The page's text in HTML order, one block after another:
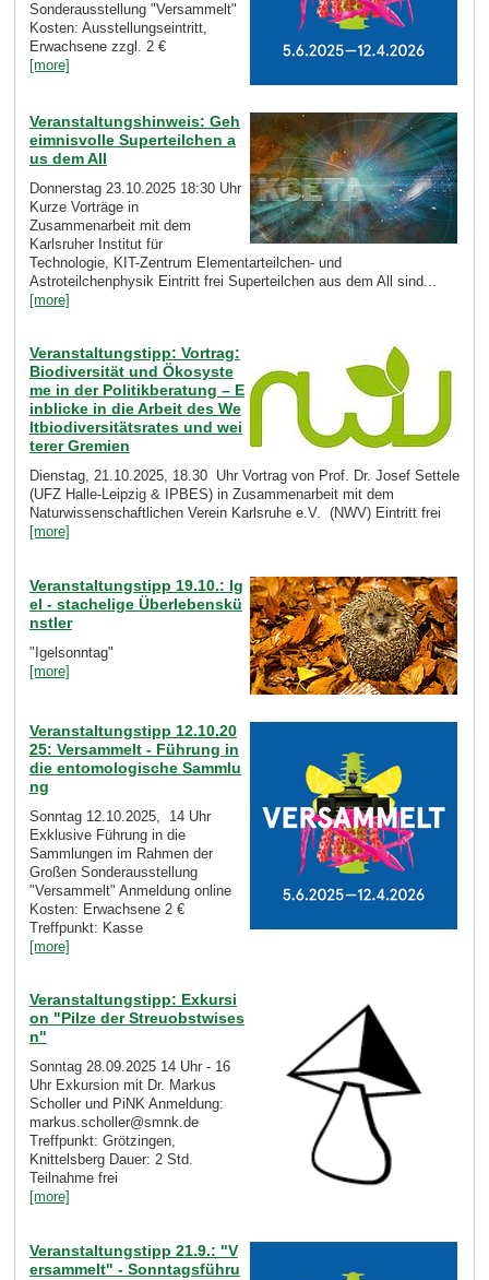
Sonderausstellung "Versammelt"
Kosten: Ausstellungseintritt,
Erwachsene zzgl. 2 €
[more]
Veranstaltungshinweis: Geh
eimnisvolle Superteilchen a
us dem All
Donnerstag 23.10.2025 18:30 Uhr
Kurze Vorträge in
Zusammenarbeit mit dem
Karlsruher Institut für
Technologie, KIT-Zentrum Elementarteilchen- und
Astroteilchenphysik Eintritt frei Superteilchen aus dem All sind...
[more]
Veranstaltungstipp: Vortrag:
Biodiversität und Ökosyste
me in der Politikberatung – E
inblicke in die Arbeit des We
ltbiodiversitätsrates und wei
terer Gremien
Dienstag, 21.10.2025, 18.30 Uhr Vortrag von Prof. Dr. Josef Settele
(UFZ Halle-Leipzig & IPBES) in Zusammenarbeit mit dem
Naturwissenschaftlichen Verein Karlsruhe e.V. (NWV) Eintritt frei
[more]
Veranstaltungstipp 19.10.: Ig
el - stachelige Überlebenskü
nstler
"Igelsonntag"
[more]
Veranstaltungstipp 12.10.20
25: Versammelt - Führung in
die entomologische Sammlu
ng
Sonntag 12.10.2025, 14 Uhr
Exklusive Führung in die
Sammlungen im Rahmen der
Großen Sonderausstellung
"Versammelt" Anmeldung online
Kosten: Erwachsene 2 €
Treffpunkt: Kasse
[more]
Veranstaltungstipp: Exkursi
on "Pilze der Streuobstwises
n"
Sonntag 28.09.2025 14 Uhr - 16
Uhr Exkursion mit Dr. Markus
Scholler und PiNK Anmeldung:
markus.scholler@smnk.de
Treffpunkt: Grötzingen,
Knittelsberg Dauer: 2 Std.
Teilnahme frei
[more]
Veranstaltungstipp 21.9.: "V
ersammelt" - Sonntagsführu